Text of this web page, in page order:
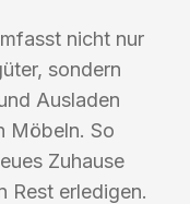
nicht nur
sondern
Ausladen
Möbeln. So
Zuhause
Rest erledigen.